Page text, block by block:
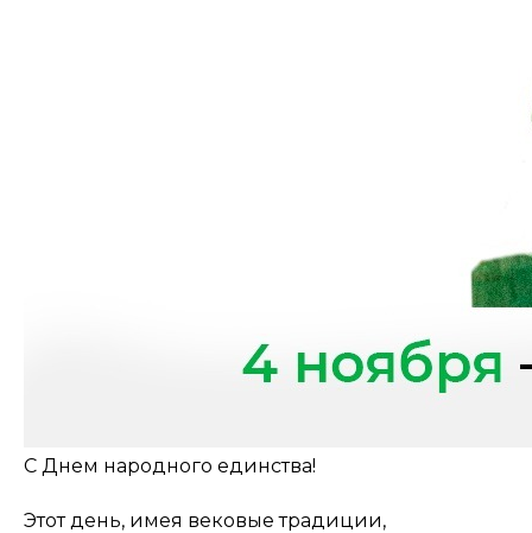
С Днем народного единства!
Этот день, имея вековые традиции,